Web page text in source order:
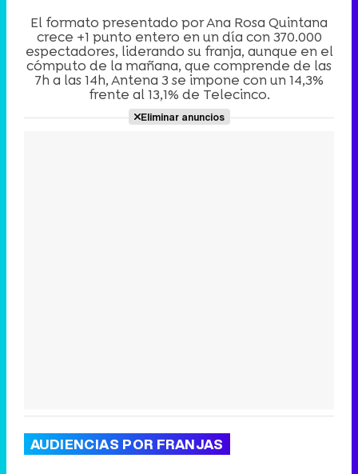
Tráiler de la tercera temporada de 'The Walking Dead: Dead City' de AMC+
El formato presentado por Ana Rosa Quintana
crece +1 punto entero en un día con 370.000
espectadores, liderando su franja, aunque en el
cómputo de la mañana, que comprende de las
7h a las 14h, Antena 3 se impone con un 14,3%
frente al 13,1% de Telecinco.
Eliminar anuncios
AUDIENCIAS POR FRANJAS